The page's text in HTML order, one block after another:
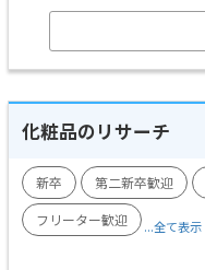
化粧品のリサーチ
新卒 第二新卒歓迎
フリーター歓迎
...全て表示